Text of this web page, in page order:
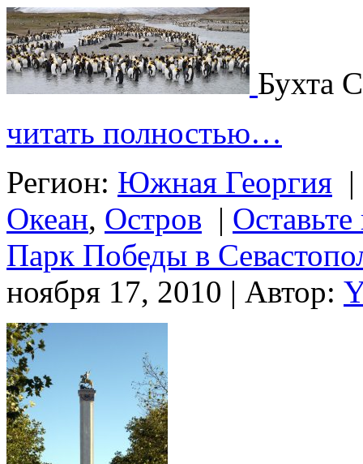
Бухта
читать полностью…
Регион: Южная Георгия |
Океан, Остров |
Парк Победы в
ноября 17, 2010 | Автор: